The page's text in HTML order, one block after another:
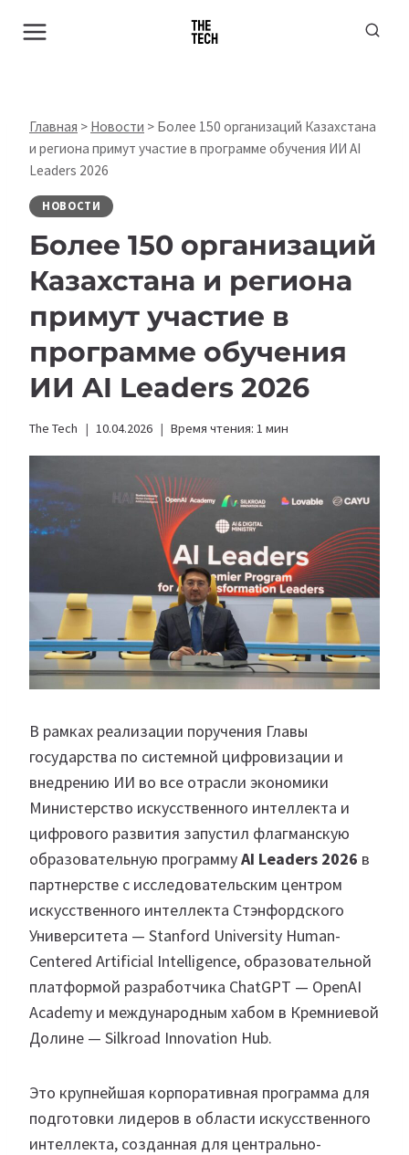
Главная > Новости > Более 150 организаций Казахстана
и региона примут участие в программе обучения ИИ AI
Leaders 2026
НОВОСТИ
Более 150 организаций
Казахстана и региона
примут участие в
программе обучения
ИИ AI Leaders 2026
The Tech 10.04.2026 Время чтения: 1 мин
В рамках реализации поручения Главы
государства по системной цифровизации и
внедрению ИИ во все отрасли экономики
Министерство искусственного интеллекта и
цифрового развития запустил флагманскую
образовательную программуAI Leaders 2026 в
партнерстве с исследовательским центром
искусственного интеллекта Стэнфордского
Университета — Stanford University Human-
Centered Artificial Intelligence, образовательной
платформой разработчика ChatGPT — OpenAI
Academy и международным хабом в Кремниевой
Долине — Silkroad Innovation Hub.
Это крупнейшая корпоративная программа для
подготовки лидеров в области искусственного
интеллекта, созданная для центрально-